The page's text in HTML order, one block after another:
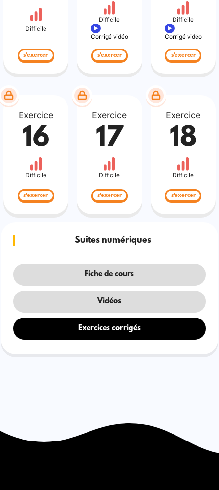
Difficile
s'exercer
Difficile
Corrigé vidéo
s'exercer
Difficile
Corrigé vidéo
s'exercer
Exercice
16
Difficile
s'exercer
Exercice
17
Difficile
s'exercer
Exercice
18
Difficile
s'exercer
Suites numériques
Fiche de cours
Vidéos
Exercices corrigés